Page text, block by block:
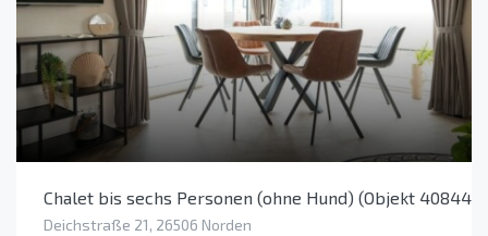
Chalet bis sechs Personen (ohne Hund) (Objekt 40844)
Deichstraße 21, 26506 Norden